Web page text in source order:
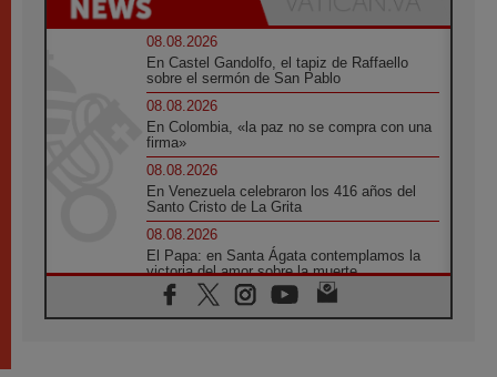
08.08.2026
En Castel Gandolfo, el tapiz de Raffaello
sobre el sermón de San Pablo
08.08.2026
En Colombia, «la paz no se compra con una
firma»
08.08.2026
En Venezuela celebraron los 416 años del
Santo Cristo de La Grita
08.08.2026
El Papa: en Santa Ágata contemplamos la
victoria del amor sobre la muerte
08.08.2026
León XIV visitará el Santuario de la Madre